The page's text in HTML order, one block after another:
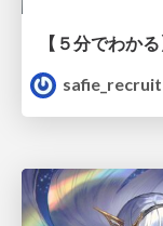
safie_recruit